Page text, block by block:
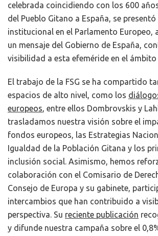
celebrada coincidiendo con los 600
del Pueblo Gitano a España, se
institucional en el Parlamento Europeo,
un mensaje del Gobierno de España,
visibilidad a esta efeméride en el ámbito
El trabajo de la FSG se ha compartido
espacios de alto nivel, como los
europeos, entre ellos Dombrovskis y
trasladamos nuestra visión sobre el
fondos europeos, las Estrategias
Igualdad de la Población Gitana y los
inclusión social. Asimismo, hemos
colaboración con el Comisario de
Consejo de Europa y su gabinete,
intercambios que han contribuido a
perspectiva. Su reciente publicación
y difunde nuestra campaña sobre el